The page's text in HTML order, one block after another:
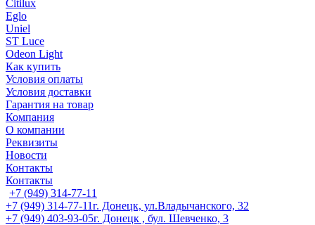
Citilux
Eglo
Uniel
ST Luce
Odeon Light
Как купить
Условия оплаты
Условия доставки
Гарантия на товар
Компания
О компании
Реквизиты
Новости
Контакты
Контакты
+7 (949) 314-77-11
+7 (949) 314-77-11г. Донецк, ул.Владычанского, 32
+7 (949) 403-93-05г. Донецк , бул. Шевченко, 3